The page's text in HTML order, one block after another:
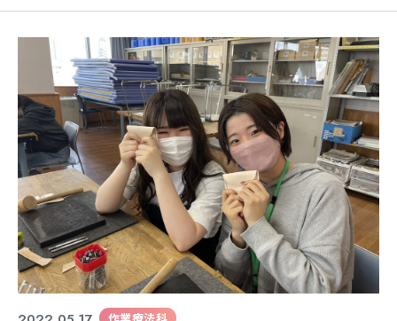
たので 紹介していきたいと思います☺ バルバレーとは、 特殊
なカバーをかけた風船を使用し、 バレーゲームを楽しむレクリ
エーションです。 このボールをなかなか思